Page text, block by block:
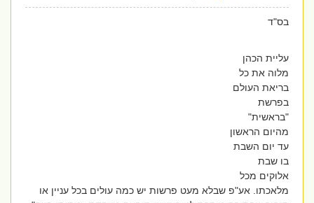
בס"ד
עליית הכהן
מלוה את כל
בריאת העולם
בפרשת
"בראשית"
מהיום הראשון
עד יום השבת
בו שבת
אלוקים מכל
מלאכתו. אע"פ שבלא מעט פרשות יש כמה עולים בכל עניין או